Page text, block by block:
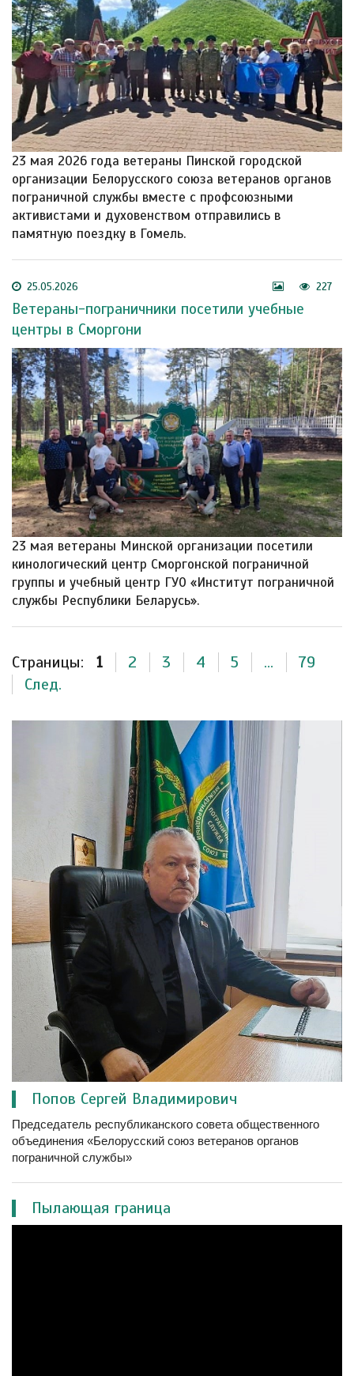
23 мая 2026 года ветераны Пинской городской
организации Белорусского союза ветеранов органов
пограничной службы вместе с профсоюзными
активистами и духовенством отправились в
памятную поездку в Гомель.
25.05.2026 227
Ветераны-пограничники посетили учебные
центры в Сморгони
23 мая ветераны Минской организации посетили
кинологический центр Сморгонской пограничной
группы и учебный центр ГУО «Институт пограничной
службы Республики Беларусь».
Страницы: 1 2 3 4 5 ...
79
След.
Попов Сергей Владимирович
Председатель республиканского совета общественного
объединения «Белорусский союз ветеранов органов
пограничной службы»
Пылающая граница